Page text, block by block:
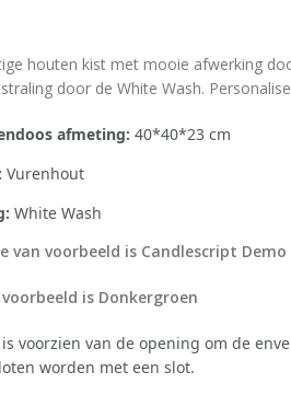
houten kist met mooie afwerking
door de White Wash.
afmeting: 40*40*23 cm
Vurenhout
White Wash
van voorbeeld is Candlescript Demo
is Donkergroen
is voorzien van de opening om de
worden met een slot.